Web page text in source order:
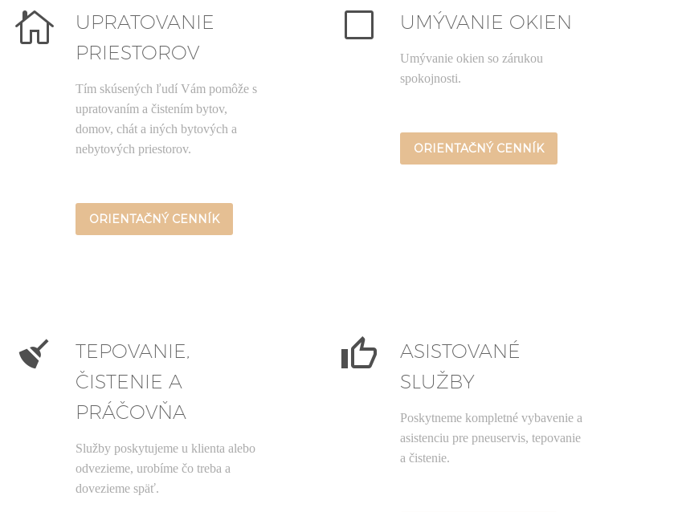


UPRATOVANIE
PRIESTOROV
Tím skúsených ľudí Vám pomôže s
upratovaním a čistením bytov,
domov, chát a iných bytových a
nebytových priestorov.
ORIENTAČNÝ CENNÍK
V
V UMÝVANIE OKIEN
Umývanie okien so zárukou
spokojnosti.
ORIENTAČNÝ CENNÍK


TEPOVANIE,
ČISTENIE A
PRÁČOVŇA
Služby poskytujeme u klienta alebo
odvezieme, urobíme čo treba a
dovezieme späť.


ASISTOVANÉ
SLUŽBY
Poskytneme kompletné vybavenie a
asistenciu pre pneuservis, tepovanie
a čistenie.